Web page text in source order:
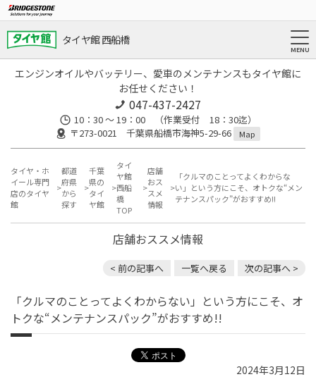
タイヤ館 西船橋
エンジンオイルやバッテリー、愛車のメンテナンスもタイヤ館に
お任せください！
047-437-2427
10：30 ～ 19：00 （作業受付 18：30迄）
〒273-0021 千葉県船橋市海神5-29-66
Map
タイヤ・ホ
イール専門
店のタイヤ
館
都道
府県
から
探す
千葉
県の
タイ
ヤ館
タイ
ヤ館
西船
橋
TOP
店舗
おス
スメ
情報
「クルマのことってよくわからな
い」という方にこそ、オトクな“メン
テナンスパック”がおすすめ!!
店舗おススメ情報
< 前の記事へ 一覧へ戻る 次の記事へ >
「クルマのことってよくわからない」という方にこそ、オ
トクな“メンテナンスパック”がおすすめ!!
2024年3月12日